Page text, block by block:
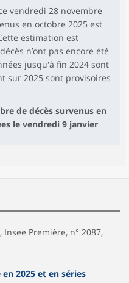
vendredi 28 novembre
en octobre 2025 est
estimation est
n’ont pas encore été
jusqu'à fin 2024 sont
sur 2025 sont provisoires
de décès survenus en
le vendredi 9 janvier
Insee Première, n° 2087,
2025 et en séries